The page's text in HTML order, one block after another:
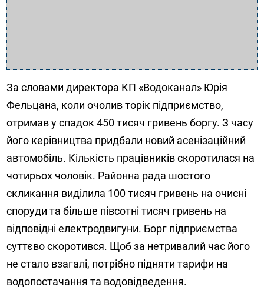
За словами директора КП «Водоканал» Юрія
Фельцана, коли очолив торік підприємство,
отримав у спадок 450 тисяч гривень боргу. З часу
його керівництва придбали новий асенізаційний
автомобіль. Кількість працівників скоротилася на
чотирьох чоловік. Районна рада шостого
скликання виділила 100 тисяч гривень на очисні
споруди та більше півсотні тисяч гривень на
відповідні електродвигуни. Борг підприємства
суттєво скоротився. Щоб за нетривалий час його
не стало взагалі, потрібно підняти тарифи на
водопостачання та водовідведення.